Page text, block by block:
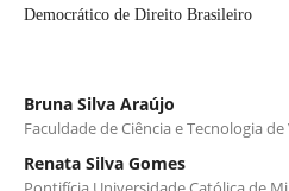
Democrático de Direito Brasileiro
Bruna Silva Araújo
Faculdade de Ciência e Tecnologia de
Renata Silva Gomes